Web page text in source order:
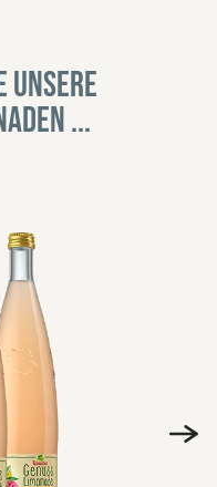
unsere
...